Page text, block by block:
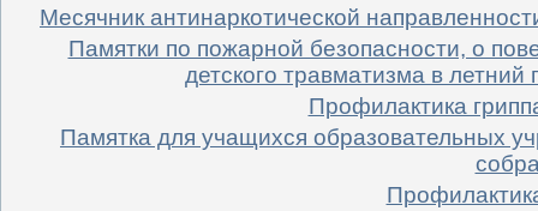
Месячник антинаркотической
Памятки по пожарной безопасности, о
детского травматизма в
Профилактика
Памятка для учащихся образовательных